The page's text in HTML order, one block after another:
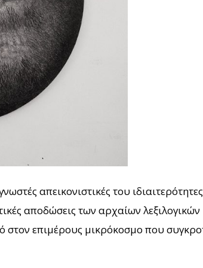
απεικονιστικές του ιδιαιτερότητες
αποδώσεις των αρχαίων λεξιλογικών
στον επιμέρους μικρόκοσμο που